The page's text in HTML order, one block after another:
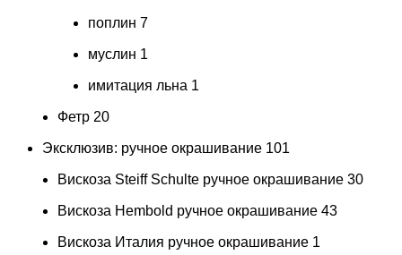
поплин 7
муслин 1
имитация льна 1
Фетр 20
Эксклюзив: ручное окрашивание 101
Вискоза Steiff Schulte ручное окрашивание 30
Вискоза Hembold ручное окрашивание 43
Вискоза Италия ручное окрашивание 1